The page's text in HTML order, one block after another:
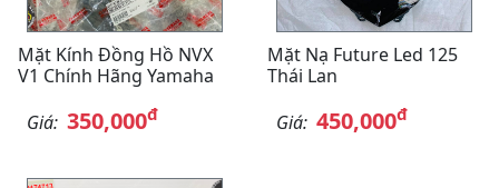
Mặt Kính Đồng Hồ NVX
V1 Chính Hãng Yamaha
Giá: 350,000đ
Mặt Nạ Future Led 125
Thái Lan
Giá: 450,000đ